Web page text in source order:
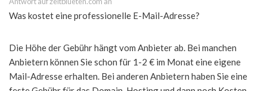
Was kostet eine professionelle E-Mail-Adresse?
Die Höhe der Gebühr hängt vom Anbieter ab. Bei manchen
Anbietern können Sie schon für 1-2 € im Monat eine eigene
Mail-Adresse erhalten. Bei anderen Anbietern haben Sie eine